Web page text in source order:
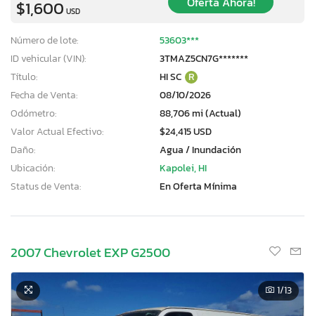
$1,600 USD
Número de lote:
53603***
ID vehicular (VIN):
3TMAZ5CN7G*******
Título:
HI SC R
Fecha de Venta:
08/10/2026
Odómetro:
88,706 mi (Actual)
Valor Actual Efectivo:
$24,415 USD
Daño:
Agua / Inundación
Ubicación:
Kapolei, HI
Status de Venta:
En Oferta Mínima
2007 Chevrolet EXP G2500
1/13